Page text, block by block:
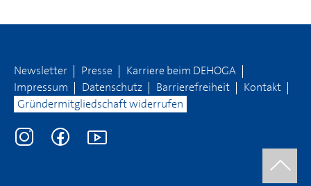
Newsletter Presse Karriere beim DEHOGA
Impressum
Datenschutz Barrierefreiheit
Kontakt
Gründermitgliedschaft widerrufen